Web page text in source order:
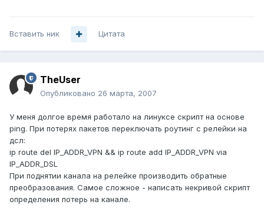
Вставить ник Цитата
TheUser
Опубликовано 26 марта, 2007
У меня долгое время работало на линуксе скрипт на основе
ping. При потерях пакетов переключать роутинг с релейки на
дсл:
ip route del IP_ADDR_VPN && ip route add IP_ADDR_VPN via
IP_ADDR_DSL
При поднятии канала на релейке производить обратные
преобразования. Самое сложное - написать некривой скрипт
определения потерь на канале.